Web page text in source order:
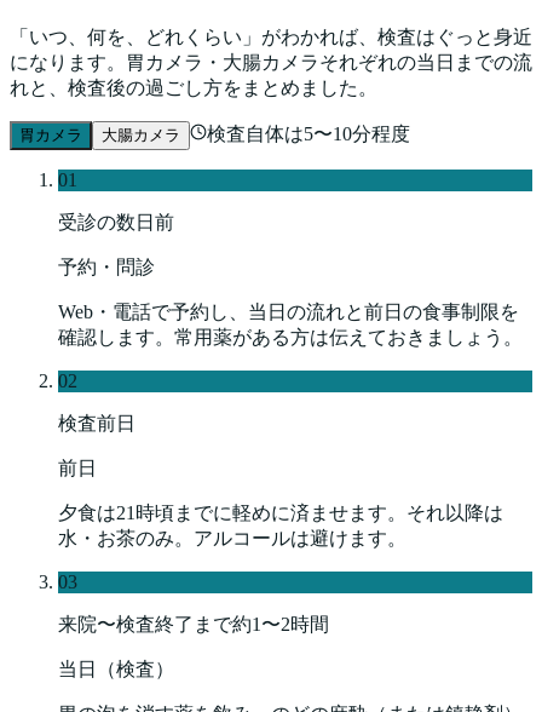
「いつ、何を、どれくらい」がわかれば、検査はぐっと身近
になります。胃カメラ・大腸カメラそれぞれの当日までの流
れと、検査後の過ごし方をまとめました。
胃カメラ 大腸カメラ 検査自体は5〜10分程度
01
受診の数日前
予約・問診
Web・電話で予約し、当日の流れと前日の食事制限を
確認します。常用薬がある方は伝えておきましょう。
02
検査前日
前日
夕食は21時頃までに軽めに済ませます。それ以降は
水・お茶のみ。アルコールは避けます。
03
来院〜検査終了まで約1〜2時間
当日（検査）